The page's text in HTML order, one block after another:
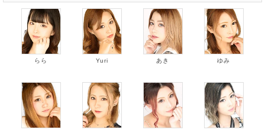
らら Yuri あき ゆみ